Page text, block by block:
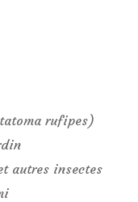
rufipes)
autres insectes